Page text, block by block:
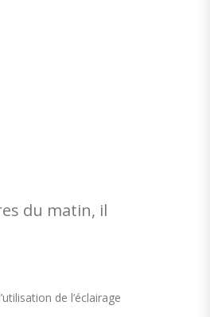
du matin, il
de l’éclairage